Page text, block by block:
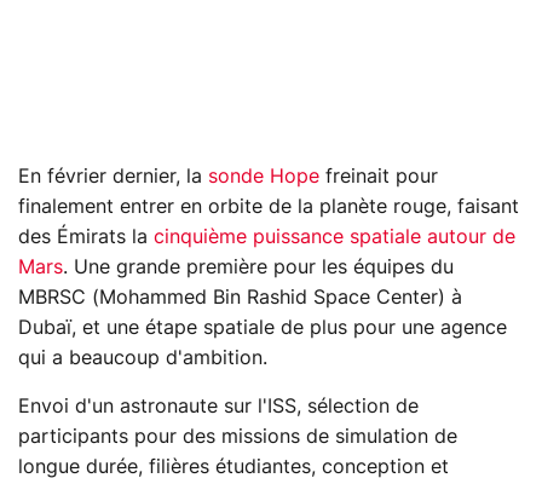
En février dernier, la sonde Hope freinait pour
finalement entrer en orbite de la planète rouge, faisant
des Émirats la cinquième puissance spatiale autour de
Mars. Une grande première pour les équipes du
MBRSC (Mohammed Bin Rashid Space Center) à
Dubaï, et une étape spatiale de plus pour une agence
qui a beaucoup d'ambition.
Envoi d'un astronaute sur l'ISS, sélection de
participants pour des missions de simulation de
longue durée, filières étudiantes, conception et